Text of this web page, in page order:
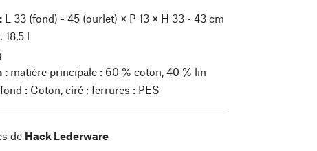
L 33 (fond) - 45 (ourlet) × P 13 × H 33 - 43 cm
18,5 l
: matière principale : 60 % coton, 40 % lin
: Coton, ciré ; ferrures : PES
de Hack Lederware